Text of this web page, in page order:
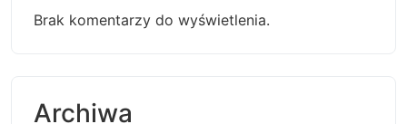
Brak komentarzy do wyświetlenia.
Archiwa